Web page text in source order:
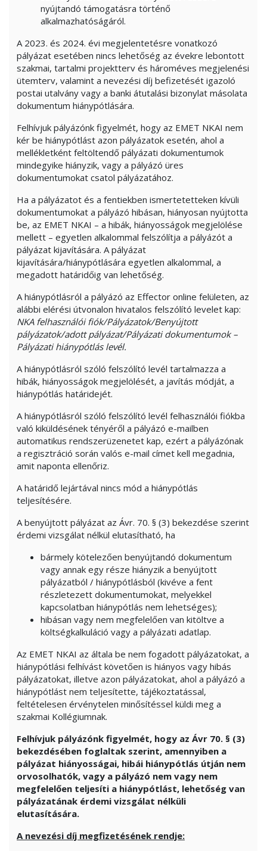
nyújtandó támogatásra történő
alkalmazhatóságáról.
A 2023. és 2024. évi megjelentetésre vonatkozó
pályázat esetében nincs lehetőség az évekre lebontott
szakmai, tartalmi projektterv és hároméves megjelenési
ütemterv, valamint a nevezési díj befizetését igazoló
postai utalvány vagy a banki átutalási bizonylat másolata
dokumentum hiánypótlására.
Felhívjuk pályázónk figyelmét, hogy az EMET NKAI nem
kér be hiánypótlást azon pályázatok esetén, ahol a
mellékletként feltöltendő pályázati dokumentumok
mindegyike hiányzik, vagy a pályázó üres
dokumentumokat csatol pályázatához.
Ha a pályázatot és a fentiekben ismertetetteken kívüli
dokumentumokat a pályázó hibásan, hiányosan nyújtotta
be, az EMET NKAI – a hibák, hiányosságok megjelölése
mellett – egyetlen alkalommal felszólítja a pályázót a
pályázat kijavítására. A pályázat
kijavítására/hiánypótlására egyetlen alkalommal, a
megadott határidőig van lehetőség.
A hiánypótlásról a pályázó az Effector online felületen, az
alábbi elérési útvonalon hivatalos felszólító levelet kap:
NKA felhasználói fiók/Pályázatok/Benyújtott
pályázatok/adott pályázat/Pályázati dokumentumok –
Pályázati hiánypótlás levél.
A hiánypótlásról szóló felszólító levél tartalmazza a
hibák, hiányosságok megjelölését, a javítás módját, a
hiánypótlás határidejét.
A hiánypótlásról szóló felszólító levél felhasználói fiókba
való kiküldésének tényéről a pályázó e-mailben
automatikus rendszerüzenetet kap, ezért a pályázónak
a regisztráció során valós e-mail címet kell megadnia,
amit naponta ellenőriz.
A határidő lejártával nincs mód a hiánypótlás
teljesítésére.
A benyújtott pályázat az Ávr. 70. § (3) bekezdése szerint
érdemi vizsgálat nélkül elutasítható, ha
bármely kötelezően benyújtandó dokumentum
vagy annak egy része hiányzik a benyújtott
pályázatból / hiánypótlásból (kivéve a fent
részletezett dokumentumokat, melyekkel
kapcsolatban hiánypótlás nem lehetséges);
hibásan vagy nem megfelelően van kitöltve a
költségkalkuláció vagy a pályázati adatlap.
Az EMET NKAI az általa be nem fogadott pályázatokat, a
hiánypótlási felhívást követően is hiányos vagy hibás
pályázatokat, illetve azon pályázatokat, ahol a pályázó a
hiánypótlást nem teljesítette, tájékoztatással,
feltételesen érvénytelen minősítéssel küldi meg a
szakmai Kollégiumnak.
Felhívjuk pályázónk figyelmét, hogy az Ávr 70. § (3)
bekezdésében foglaltak szerint, amennyiben a
pályázat hiányosságai, hibái hiánypótlás útján nem
orvosolhatók, vagy a pályázó nem vagy nem
megfelelően teljesíti a hiánypótlást, lehetőség van
pályázatának érdemi vizsgálat nélküli
elutasítására.
A nevezési díj megfizetésének rendje: